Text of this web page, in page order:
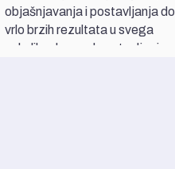
objašnjavanja i postavljanja do
vrlo brzih rezultata u svega
nekoliko dana od postavljanja